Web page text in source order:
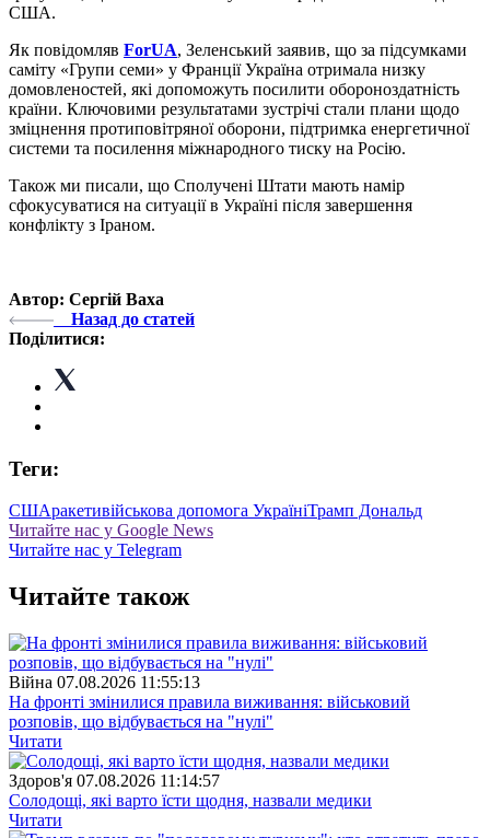
США.
Як повідомляв ForUA, Зеленський заявив, що за підсумками
саміту «Групи семи» у Франції Україна отримала низку
домовленостей, які допоможуть посилити обороноздатність
країни. Ключовими результатами зустрічі стали плани щодо
зміцнення протиповітряної оборони, підтримка енергетичної
системи та посилення міжнародного тиску на Росію.
Також ми писали, що Сполучені Штати мають намір
сфокусуватися на ситуації в Україні після завершення
конфлікту з Іраном.
Автор: Сергій Ваха
Назад до статей
Поділитися:
Теги:
СШАракетивійськова допомога УкраїніТрамп Дональд
Читайте нас у Google News
Читайте нас у Telegram
Читайте також
Війна 07.08.2026 11:55:13
На фронті змінилися правила виживання: військовий
розповів, що відбувається на "нулі"
Читати
Здоров'я 07.08.2026 11:14:57
Солодощі, які варто їсти щодня, назвали медики
Читати